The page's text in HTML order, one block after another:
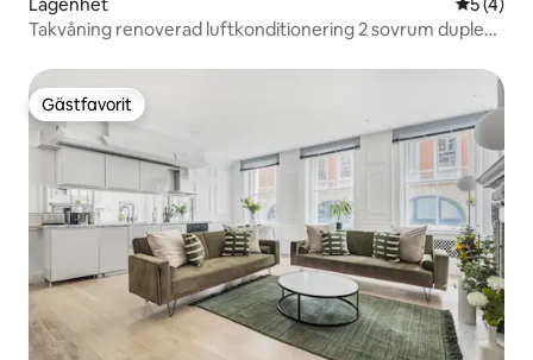
Takvåning renoverad luftkonditionering 2 sovrum duplex |
Gästfavorit
Gästfavorit